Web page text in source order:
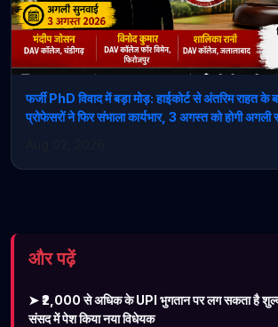
फर्जी PhD विवाद में बड़ा मोड़: हाईकोर्ट से अंतरिम राहत के
प्रोफेसरों ने फिर संभाला कार्यभार, 3 अगस्त को होगी अगली
और पढ़ें
➤ ₹2,000 से अधिक के UPI भुगतान पर लग सकता है
संसद में पेश किया नया विधेयक